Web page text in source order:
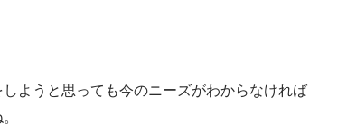
ようと思っても今のニーズがわからなければ